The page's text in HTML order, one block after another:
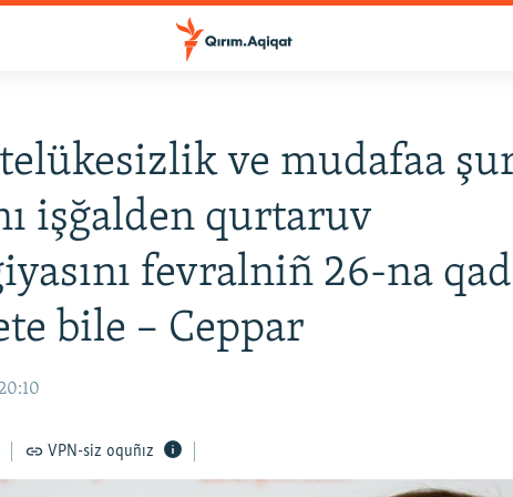
ve mudafaa
işğalden qurtaruv
fevralniñ 26-na
bile – Ceppar
VPN-siz oquñız